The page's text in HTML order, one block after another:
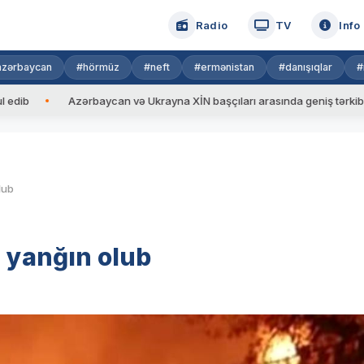
Radio TV Info
#hörmüz #neft #ermənistan #danışıqlar
Azərbaycan və Ukrayna XİN başçıları arasında geniş tərkibdə
olub